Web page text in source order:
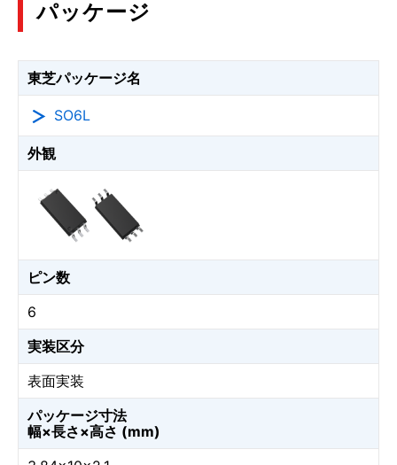
パッケージ
東芝パッケージ名
SO6L
外観
ピン数
6
実装区分
表面実装
パッケージ寸法
幅×長さ×高さ (mm)